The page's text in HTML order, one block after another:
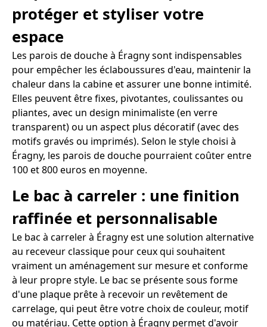
protéger et styliser votre
espace
Les parois de douche à Éragny sont indispensables
pour empêcher les éclaboussures d'eau, maintenir la
chaleur dans la cabine et assurer une bonne intimité.
Elles peuvent être fixes, pivotantes, coulissantes ou
pliantes, avec un design minimaliste (en verre
transparent) ou un aspect plus décoratif (avec des
motifs gravés ou imprimés). Selon le style choisi à
Éragny, les parois de douche pourraient coûter entre
100 et 800 euros en moyenne.
Le bac à carreler : une finition
raffinée et personnalisable
Le bac à carreler à Éragny est une solution alternative
au receveur classique pour ceux qui souhaitent
vraiment un aménagement sur mesure et conforme
à leur propre style. Le bac se présente sous forme
d'une plaque prête à recevoir un revêtement de
carrelage, qui peut être votre choix de couleur, motif
ou matériau. Cette option à Éragny permet d'avoir